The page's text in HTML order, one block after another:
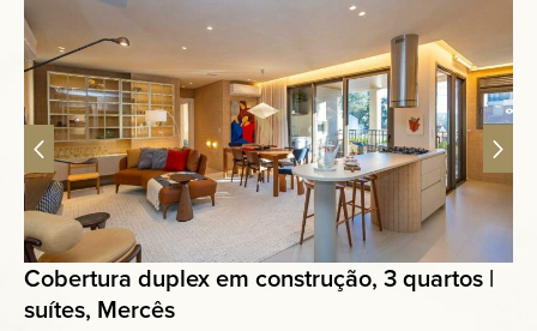
Cobertura duplex em construção, 3 quartos |
suítes, Mercês